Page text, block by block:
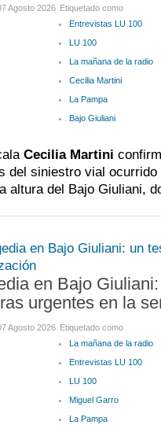
Agosto 2026 Etiquetado como
Entrevistas LU 100
LU 100
La mañana de la radio
Cecilia Martini
La Pampa
Bajo Giuliani
Cecilia Martini
del siniestro vial
altura del Bajo Giuliani,
en Bajo
urgentes en la
Agosto 2026 Etiquetado como
La mañana de la radio
Entrevistas LU 100
LU 100
Miguel Garro
La Pampa